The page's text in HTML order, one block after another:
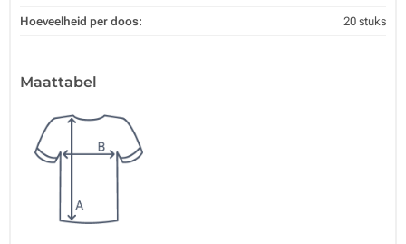
Hoeveelheid per doos: 20 stuks
Maattabel